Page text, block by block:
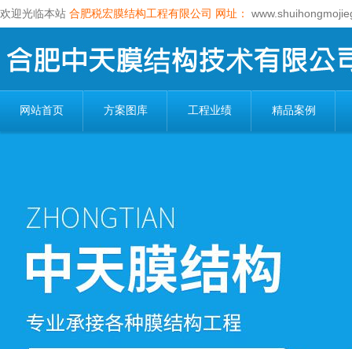
欢迎光临本站 合肥税宏膜结构工程有限公司 网址：
网站首页 方案图库 工程业绩 精品案例